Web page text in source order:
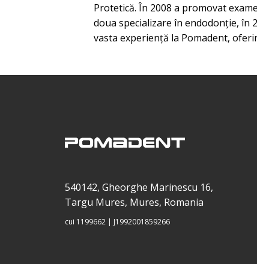
Protetică. În 2008 a promovat
doua specializare în endodonție, în
vasta experiență la Pomadent,
540142, Gheorghe Marinescu 16,
Targu Mures, Mures, Romania
cui 1199662 | J1992001859266